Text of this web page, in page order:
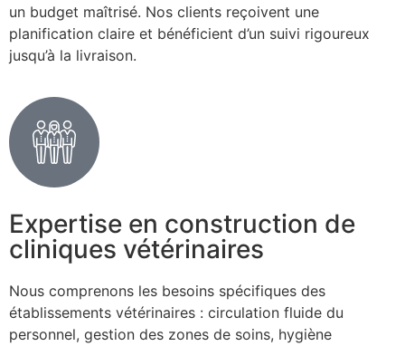
un budget maîtrisé. Nos clients reçoivent une
planification claire et bénéficient d’un suivi rigoureux
jusqu’à la livraison.
Expertise en construction de
cliniques vétérinaires
Nous comprenons les besoins spécifiques des
établissements vétérinaires : circulation fluide du
personnel, gestion des zones de soins, hygiène